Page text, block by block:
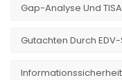
Gap-Analyse Und
Gutachten Durch